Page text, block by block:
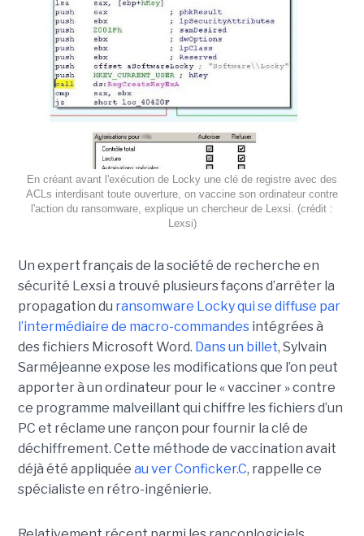
En créant avant l'exécution de Locky une clé de registre avec des
ACLs interdisant toute ouverture, on vaccine son ordinateur contre
l'action du ransomware, explique un chercheur de Lexsi. (crédit :
Lexsi)
Un expert français de la société de recherche en
sécurité Lexsi a trouvé plusieurs façons d’arrêter la
propagation du ransomware Locky qui se diffuse par
l’intermédiaire de macro-commandesintégrées à
des fichiers Microsoft Word. Dans un billet, Sylvain
Sarméjeanne expose les modifications que l’on peut
apporter à un ordinateur pour le « vacciner » contre
ce programme malveillant qui chiffre les fichiers d’un
PC et réclame une rançon pour fournir la clé de
déchiffrement. Cette méthode de vaccination avait
déjà été appliquée au ver Conficker.C, rappelle ce
spécialiste en rétro-ingénierie.